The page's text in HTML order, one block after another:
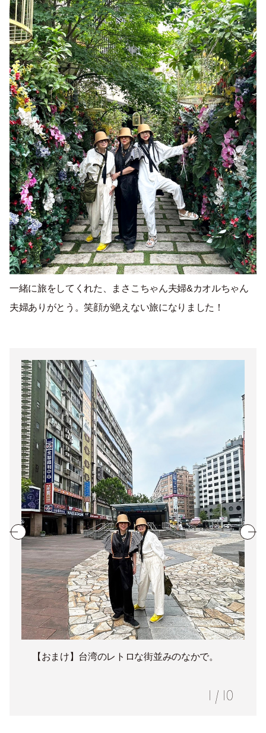
一緒に旅をしてくれた、まさこちゃん夫婦&カオルちゃん
夫婦ありがとう。笑顔が絶えない旅になりました！
【おまけ】台湾のレトロな街並みのなかで。
1 / 10